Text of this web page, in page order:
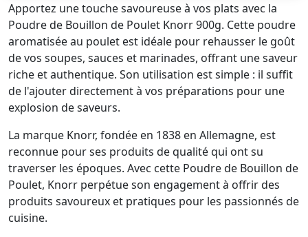
Apportez une touche savoureuse à vos plats avec la
Poudre de Bouillon de Poulet Knorr 900g. Cette poudre
aromatisée au poulet est idéale pour rehausser le goût
de vos soupes, sauces et marinades, offrant une saveur
riche et authentique. Son utilisation est simple : il suffit
de l'ajouter directement à vos préparations pour une
explosion de saveurs.
La marque Knorr, fondée en 1838 en Allemagne, est
reconnue pour ses produits de qualité qui ont su
traverser les époques. Avec cette Poudre de Bouillon de
Poulet, Knorr perpétue son engagement à offrir des
produits savoureux et pratiques pour les passionnés de
cuisine.